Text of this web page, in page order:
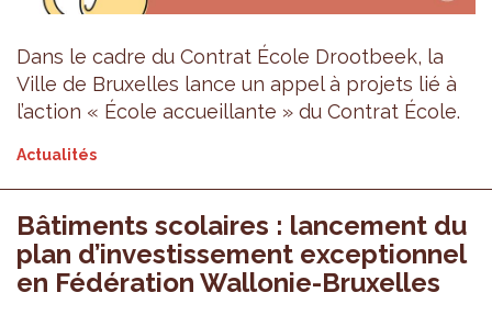
Dans le cadre du Contrat École Drootbeek, la
Ville de Bruxelles lance un appel à projets lié à
l’action « École accueillante » du Contrat École.
Actualités
Bâtiments scolaires : lancement du
plan d’investissement exceptionnel
en Fédération Wallonie-Bruxelles